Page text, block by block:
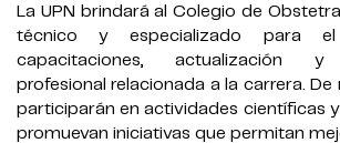
La UPN brindará al Colegio de
técnico y especializado para
capacitaciones, actualización y
profesional relacionada a la carrera. De
participarán en actividades científicas
promuevan iniciativas que permitan